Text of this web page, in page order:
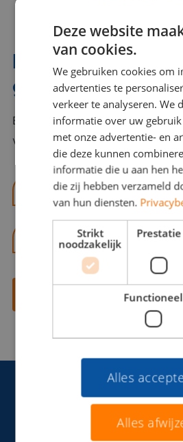
Interesse? Benno
graag verder!
Bel of mail Benno met al jouw
voor je klaar en helpt je graag!
benno@viajou.nl
06 13 28 62 71
Contact
Deze website
van cookies.
We gebruiken cookies om
advertenties te
verkeer te analyseren. We
informatie over uw
met onze advertentie- en
die deze kunnen
informatie die u aan hen
die zij hebben verzameld
van hun diensten.
Strikt
noodzakelijk
Prestatie
Functioneel
Alles
Alles